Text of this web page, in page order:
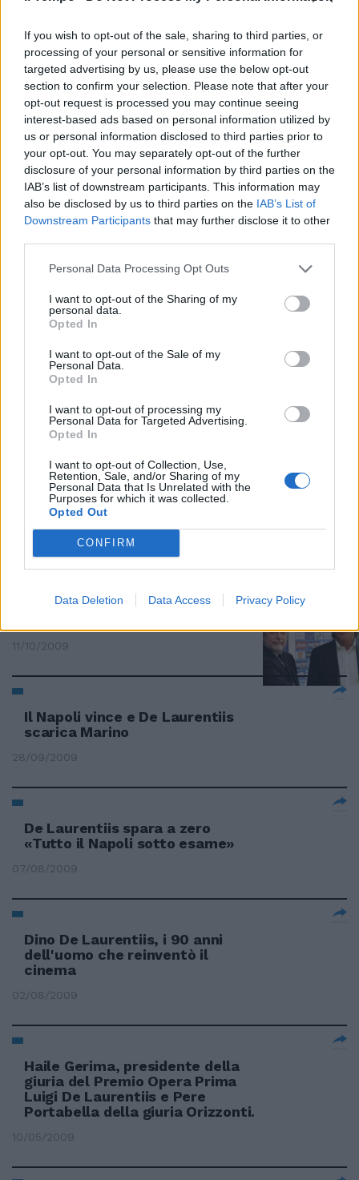
If you wish to opt-out of the sale, sharing to third parties, or
processing of your personal or sensitive information for
targeted advertising by us, please use the below opt-out
section to confirm your selection. Please note that after your
opt-out request is processed you may continue seeing
interest-based ads based on personal information utilized by
us or personal information disclosed to third parties prior to
your opt-out. You may separately opt-out of the further
disclosure of your personal information by third parties on the
IAB’s list of downstream participants. This information may
also be disclosed by us to third parties on the IAB’s List of
Downstream Participants that may further disclose it to other
Personal Data Processing Opt Outs
I want to opt-out of the Sharing of my
personal data.
Opted In
I want to opt-out of the Sale of my
Personal Data.
Opted In
I want to opt-out of processing my
Personal Data for Targeted Advertising.
Opted In
I want to opt-out of Collection, Use,
Retention, Sale, and/or Sharing of my
Personal Data that Is Unrelated with the
Purposes for which it was collected.
Opted Out
CONFIRM
Data Deletion Data Access Privacy Policy
Premio Variety a De Laurentiis
«Restauro Totò e Amici miei»
05/09/2010
De Laurentiis «Sarà una sfida
complicata»
31/03/2010
capolinea
08/11/2009
DE LAURENTIIS «Montali non era
essenziale» «Montali? Era una
18/10/2009
De Laurentiis: giusto cambiare
Ora ripartiamo da Mazzarri
11/10/2009
De laurentiis alle prese con un
11/10/2009
Il Napoli vince e De Laurentiis
scarica Marino
28/09/2009
De Laurentiis spara a zero
«Tutto il Napoli sotto esame»
07/08/2009
Dino De Laurentiis, i 90 anni
dell'uomo che reinventò il
cinema
02/08/2009
Haile Gerima, presidente della
giuria del Premio Opera Prima
Luigi De Laurentiis e Pere
Portabella della giuria Orizzonti.
10/05/2009